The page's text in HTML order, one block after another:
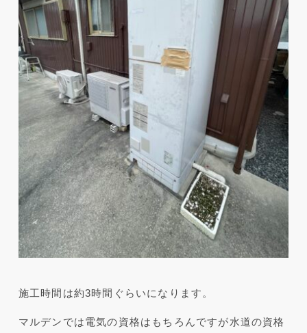
施工時間は約3時間ぐらいになります。
マルデンでは電気の資格はもちろんですが水道の資格